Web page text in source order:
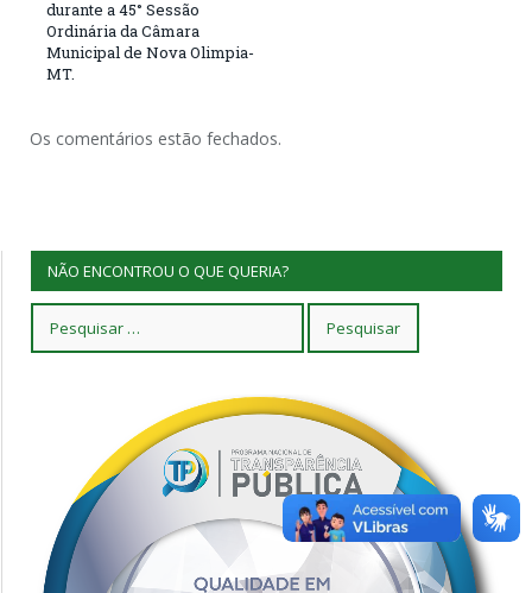
durante a 45° Sessão
Ordinária da Câmara
Municipal de Nova Olimpia-
MT.
Os comentários estão fechados.
NÃO ENCONTROU O QUE QUERIA?